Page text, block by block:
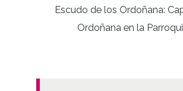
Escudo de los Ordoñana:
Ordoñana en la